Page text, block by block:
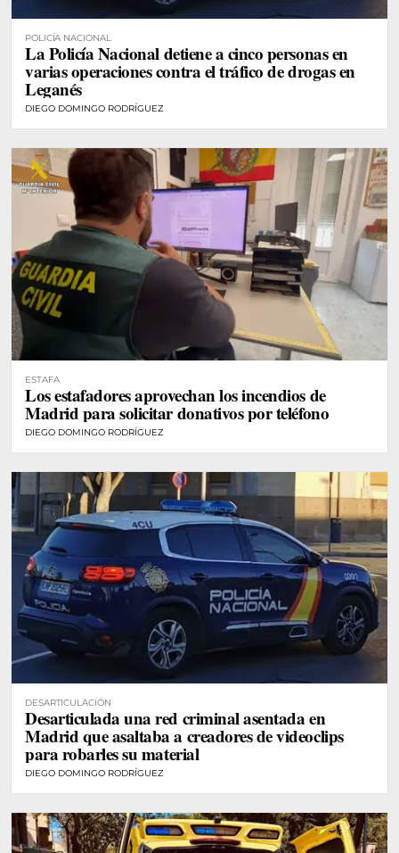
POLICÍA NACIONAL
La Policía Nacional detiene a cinco personas en
varias operaciones contra el tráfico de drogas en
Leganés
DIEGO DOMINGO RODRÍGUEZ
ESTAFA
Los estafadores aprovechan los incendios de
Madrid para solicitar donativos por teléfono
DIEGO DOMINGO RODRÍGUEZ
DESARTICULACIÓN
Desarticulada una red criminal asentada en
Madrid que asaltaba a creadores de videoclips
para robarles su material
DIEGO DOMINGO RODRÍGUEZ